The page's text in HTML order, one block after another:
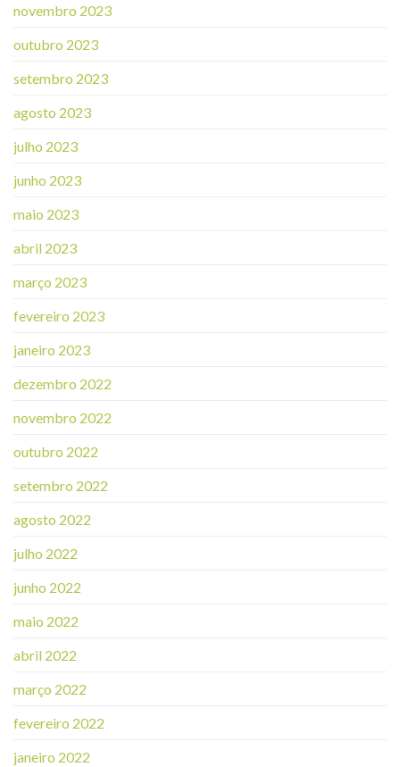
novembro 2023
outubro 2023
setembro 2023
agosto 2023
julho 2023
junho 2023
maio 2023
abril 2023
março 2023
fevereiro 2023
janeiro 2023
dezembro 2022
novembro 2022
outubro 2022
setembro 2022
agosto 2022
julho 2022
junho 2022
maio 2022
abril 2022
março 2022
fevereiro 2022
janeiro 2022